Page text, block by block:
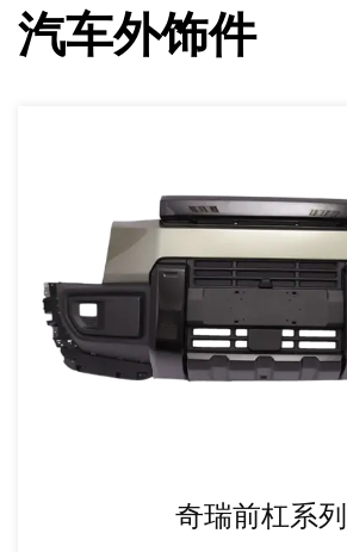
汽车外饰件
奇瑞前杠系列